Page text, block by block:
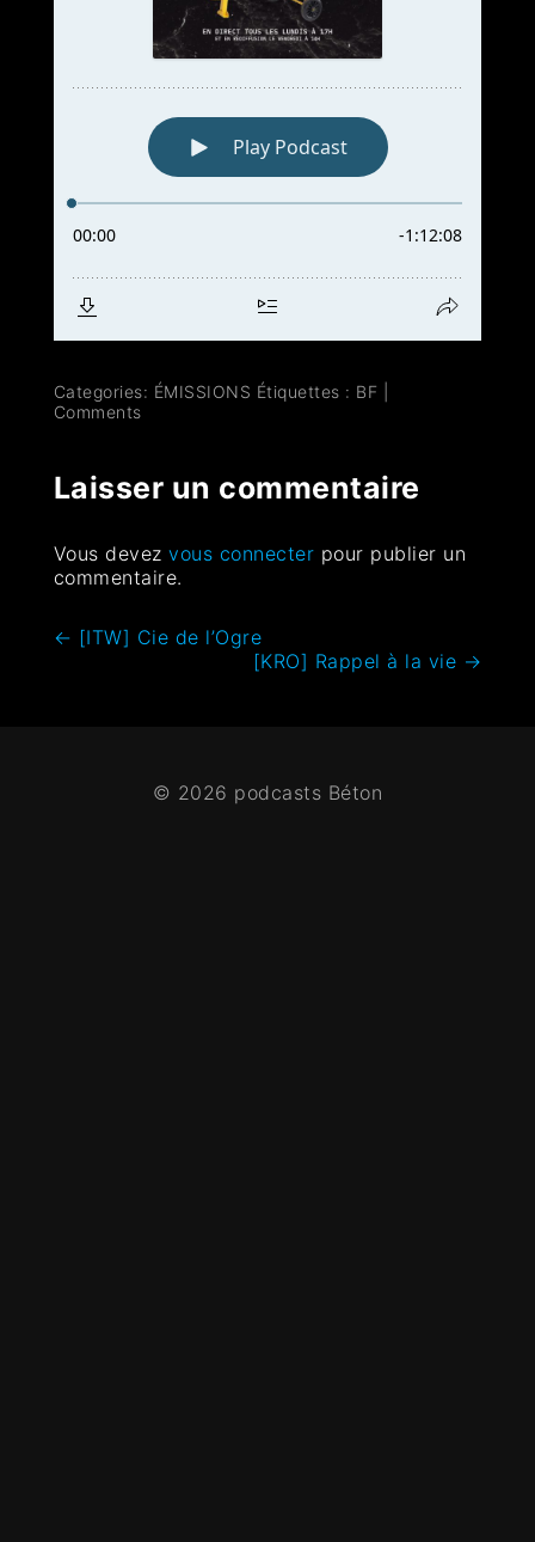
Categories: ÉMISSIONS Étiquettes : BF
Comments
Laisser un commentaire
Vous devezvous connecter pour publier un
commentaire.
← [ITW] Cie de l’Ogre
[KRO] Rappel à la vie →
© 2026 podcasts Béton